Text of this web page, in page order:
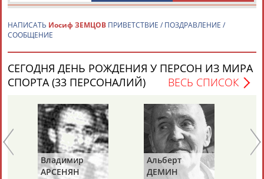
НАПИСАТЬ Иосиф ЗЕМЦОВ ПРИВЕТСТВИЕ / ПОЗДРАВЛЕНИЕ /
СООБЩЕНИЕ
СЕГОДНЯ ДЕНЬ РОЖДЕНИЯ У ПЕРСОН ИЗ МИРА
СПОРТА (33 ПЕРСОНАЛИЙ)
ВЕСЬ СПИСОК
Владимир
АРСЕНЯН
Альберт
ДЕМИН